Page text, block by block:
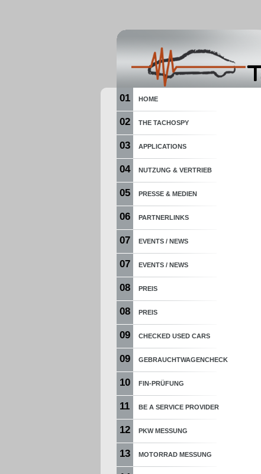
01 HOME
02 THE TACHOSPY
03 APPLICATIONS
04 NUTZUNG & VERTRIEB
05 PRESSE & MEDIEN
06 PARTNERLINKS
07 EVENTS / NEWS
07 EVENTS / NEWS
08 PREIS
08 PREIS
09 CHECKED USED CARS
09 GEBRAUCHTWAGENCHECK
10 FIN-PRÜFUNG
11 BE A SERVICE PROVIDER
12 PKW MESSUNG
13 MOTORRAD MESSUNG